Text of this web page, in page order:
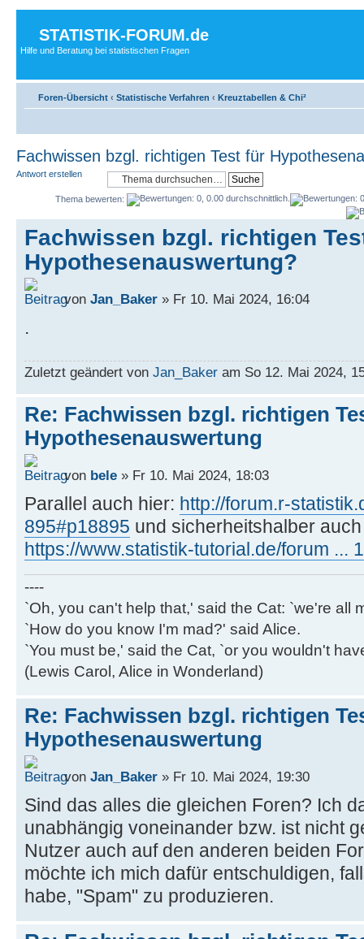
STATISTIK-FORUM.de
Hilfe und Beratung bei statistischen Fragen
Foren-Übersicht ‹ Statistische Verfahren ‹ Kreuztabellen & Chi²
Fachwissen bzgl. richtigen Test für
Antwort erstellen
Thema bewerten:
Fachwissen bzgl. richtigen
Hypothesenauswertung?
von Jan_Baker » Fr 10. Mai 2024, 16:04
.
Zuletzt geändert von Jan_Baker am So 12. Mai 2024,
Re: Fachwissen bzgl. richtigen
Hypothesenauswertung
von bele » Fr 10. Mai 2024, 18:03
Parallel auch hier: http://forum.r-
895#p18895 und sicherheitshalber
https://www.statistik-tutorial.de/forum ...
----
`Oh, you can't help that,' said the Cat: `we're all
`How do you know I'm mad?' said Alice.
`You must be,' said the Cat, `or you wouldn't
(Lewis Carol, Alice in Wonderland)
Re: Fachwissen bzgl. richtigen
Hypothesenauswertung
von Jan_Baker » Fr 10. Mai 2024, 19:30
Sind das alles die gleichen Foren? Ich
unabhängig voneinander bzw. ist nicht
Nutzer auch auf den anderen beiden
möchte ich mich dafür entschuldigen,
habe, "Spam" zu produzieren.